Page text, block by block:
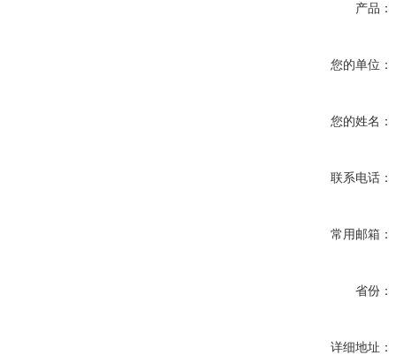
产品：
您的单位：
您的姓名：
联系电话：
常用邮箱：
省份：
详细地址：